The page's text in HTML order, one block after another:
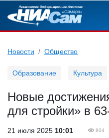
Новости Общество
Образование Культура
Новые
для стройки» в
21 июля 2025 10:01 804